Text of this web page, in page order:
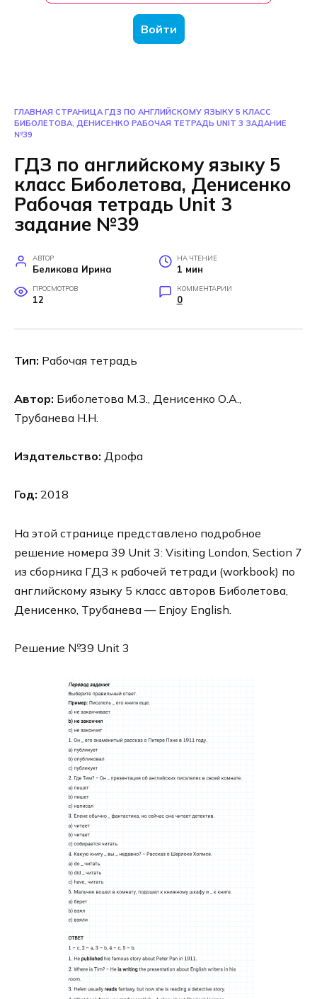
Войти
ГЛАВНАЯ СТРАНИЦА ГДЗ ПО АНГЛИЙСКОМУ ЯЗЫКУ 5 КЛАСС
БИБОЛЕТОВА, ДЕНИСЕНКО РАБОЧАЯ ТЕТРАДЬ UNIT 3 ЗАДАНИЕ
№39
ГДЗ по английскому языку 5
класс Биболетова, Денисенко
Рабочая тетрадь Unit 3
задание №39
АВТОР
Беликова Ирина
НА ЧТЕНИЕ
1 мин
ПРОСМОТРОВ
12
КОММЕНТАРИИ
0
Тип: Рабочая тетрадь
Автор: Биболетова М.З., Денисенко О.А.,
Трубанева Н.Н.
Издательство: Дрофа
Год: 2018
На этой странице представлено подробное
решение номера 39 Unit 3: Visiting London, Section 7
из сборника ГДЗ к рабочей тетради (workbook) по
английскому языку 5 класс авторов Биболетова,
Денисенко, Трубанева — Enjoy English.
Решение №39 Unit 3